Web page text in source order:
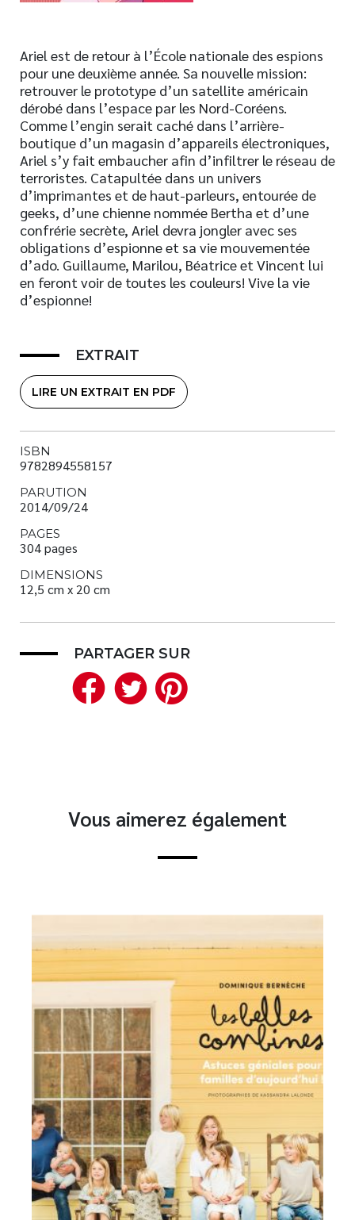
Ariel est de retour à l’École nationale des espions
pour une deuxième année. Sa nouvelle mission:
retrouver le prototype d’un satellite américain
dérobé dans l’espace par les Nord-Coréens.
Comme l’engin serait caché dans l’arrière-
boutique d’un magasin d’appareils électroniques,
Ariel s’y fait embaucher afin d’infiltrer le réseau de
terroristes. Catapultée dans un univers
d’imprimantes et de haut-parleurs, entourée de
geeks, d’une chienne nommée Bertha et d’une
confrérie secrète, Ariel devra jongler avec ses
obligations d’espionne et sa vie mouvementée
d’ado. Guillaume, Marilou, Béatrice et Vincent lui
en feront voir de toutes les couleurs! Vive la vie
d’espionne!
EXTRAIT
LIRE UN EXTRAIT EN PDF
ISBN
9782894558157
PARUTION
2014/09/24
PAGES
304 pages
DIMENSIONS
12,5 cm x 20 cm
PARTAGER SUR
Facebook
Twitter
Vous aimerez également